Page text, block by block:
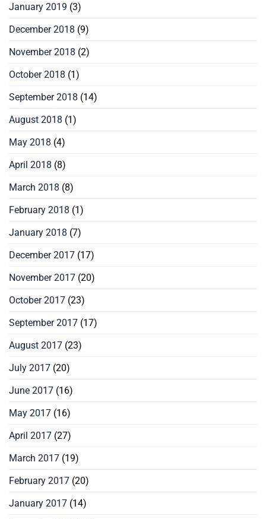
January 2019 (3)
December 2018 (9)
November 2018 (2)
October 2018 (1)
September 2018 (14)
August 2018 (1)
May 2018 (4)
April 2018 (8)
March 2018 (8)
February 2018 (1)
January 2018 (7)
December 2017 (17)
November 2017 (20)
October 2017 (23)
September 2017 (17)
August 2017 (23)
July 2017 (20)
June 2017 (16)
May 2017 (16)
April 2017 (27)
March 2017 (19)
February 2017 (20)
January 2017 (14)